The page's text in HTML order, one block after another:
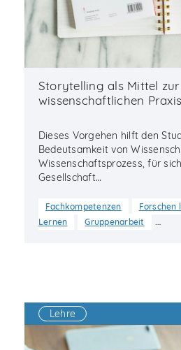
Storytelling als Mittel
wissenschaftlichen Praxis
Dieses Vorgehen hilft den
Bedeutsamkeit von
Wissenschaftsprozess, für
Gesellschaft…
Fachkompetenzen Forschen
Lernen
Gruppenarbeit …
Lehre